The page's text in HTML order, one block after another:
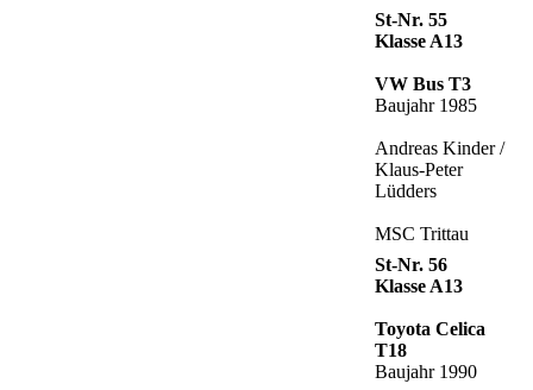
St-Nr. 55
Klasse A13
VW Bus T3
Baujahr 1985
Andreas Kinder /
Klaus-Peter
Lüdders
MSC Trittau
St-Nr. 56
Klasse A13
Toyota Celica
T18
Baujahr 1990